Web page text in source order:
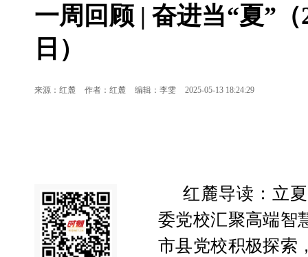
一周回顾 | 奋进当“夏”
日）
来源：红麓 作者：红麓 编辑：李雯 2025-05-13 18:24:29
红麓导读： 立
委党校汇聚高端智
市县党校积极探索